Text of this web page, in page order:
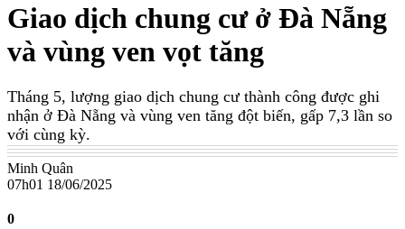
Giao dịch chung cư ở Đà Nẵng
và vùng ven vọt tăng
Tháng 5, lượng giao dịch chung cư thành công được ghi
nhận ở Đà Nẵng và vùng ven tăng đột biến, gấp 7,3 lần so
với cùng kỳ.
Minh Quân
07h01 18/06/2025
0